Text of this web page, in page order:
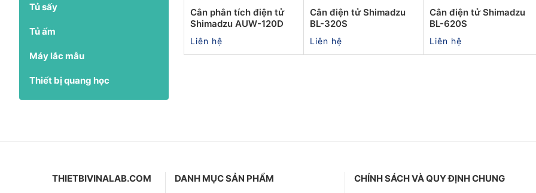
Tủ sấy
Tủ ấm
Máy lắc mẫu
Thiết bị quang học
Cân phân tích điện tử
Shimadzu AUW-120D
Liên hệ
Cân điện tử Shimadzu
BL-320S
Liên hệ
Cân điện tử Shimadzu
BL-620S
Liên hệ
THIETBIVINALAB.COM DANH MỤC SẢN PHẨM CHÍNH SÁCH VÀ QUY ĐỊNH CHUNG